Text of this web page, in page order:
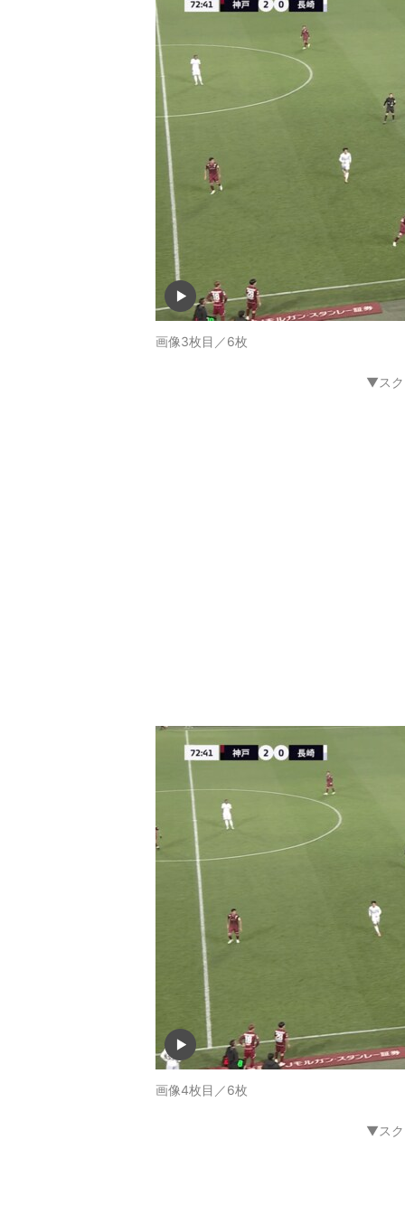
画像3枚目／6枚
▼スク
画像4枚目／6枚
▼スク